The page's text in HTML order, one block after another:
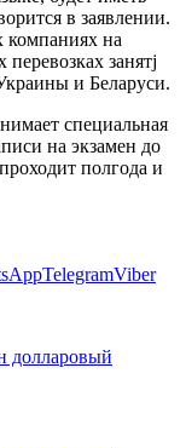
в заявлении.
компаниях на
занятj
и Беларуси.
специальная
на экзамен до
полгода и
TelegramViber
долларовый